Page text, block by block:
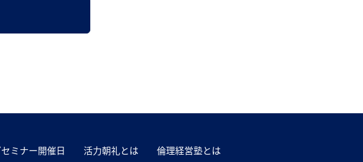
ミナー開催日 活力朝礼とは
倫理経営塾とは